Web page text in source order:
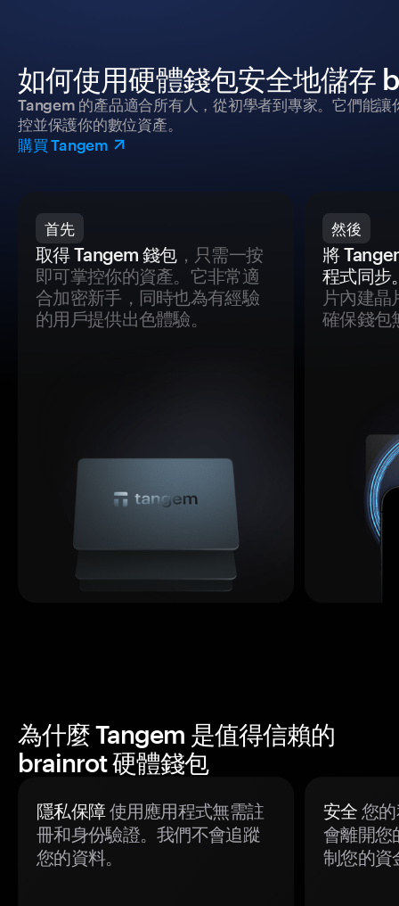
如何使用硬體錢包安全地儲存
Tangem 的產品適合所有人，從初學者到專家。它們能
控並保護你的數位資產。
購買 Tangem
首先
取得 Tangem 錢包，只需一按
即可掌控你的資產。它非常適
合加密新手，同時也為有經驗
的用戶提供出色體驗。
然後
將
程式同步
片內建晶
確保錢包
為什麼 Tangem 是值得信賴的
brainrot 硬體錢包
隱私保障使用應用程式無需註
冊和身份驗證。我們不會追蹤
您的資料。
安全 您
會離開您
制您的資